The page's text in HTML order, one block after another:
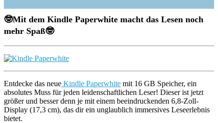
🤓Mit dem Kindle Paperwhite macht das Lesen noch
mehr Spaß🤓
Entdecke das neue Kindle Paperwhite mit 16 GB Speicher, ein
absolutes Muss für jeden leidenschaftlichen Leser! Dieser ist jetzt
größer und besser denn je mit einem beeindruckenden 6,8-Zoll-
Display (17,3 cm), das dir ein unglaublich immersives Leseerlebnis
bietet.